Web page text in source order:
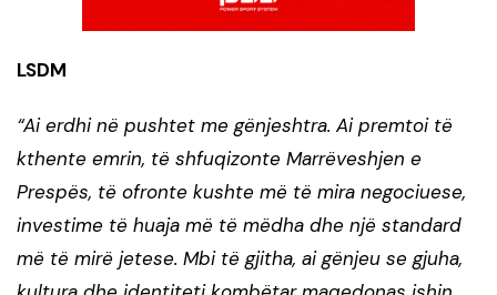
LSDM
“Ai erdhi në pushtet me gënjeshtra. Ai premtoi të
kthente emrin, të shfuqizonte Marrëveshjen e
Prespës, të ofronte kushte më të mira negociuese,
investime të huaja më të mëdha dhe një standard
më të mirë jetese. Mbi të gjitha, ai gënjeu se gjuha,